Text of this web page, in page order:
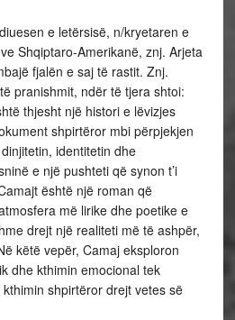
e letërsisë, n/kryetaren e
Shqiptaro-Amerikanë, znj. Arjeta
fjalën e saj të rastit. Znj.
pranishmit, ndër të tjera shtoi:
thjesht një histori e lëvizjes
shpirtëror mbi përpjekjen
identitetin dhe
e një pushteti që synon t’i
është një roman që
më lirike dhe poetike e
drejt një realiteti më të ashpër,
këtë vepër, Camaj eksploron
dhe kthimin emocional tek
shpirtëror drejt vetes së